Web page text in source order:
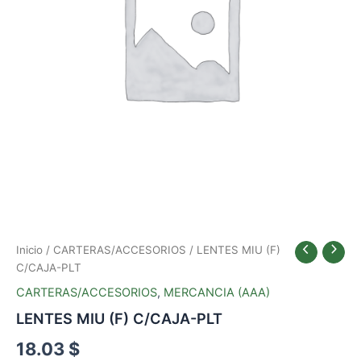
Inicio / CARTERAS/ACCESORIOS / LENTES MIU (F)
C/CAJA-PLT
CARTERAS/ACCESORIOS, MERCANCIA (AAA)
LENTES MIU (F) C/CAJA-PLT
18.03 $